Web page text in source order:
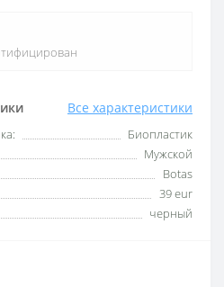
Все характеристики
Биопластик
Мужской
Botas
39 eur
черный